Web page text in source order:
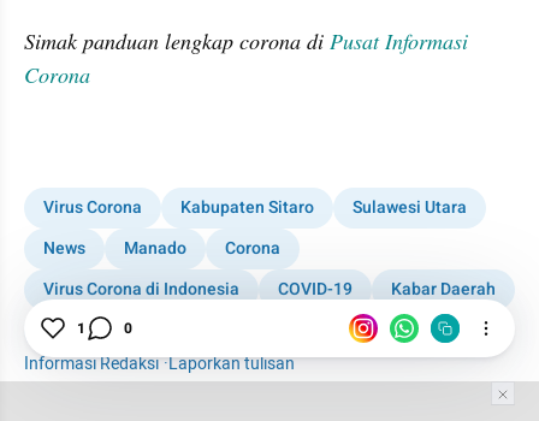
Simak panduan lengkap corona di Pusat Informasi
Corona
Virus Corona Kabupaten Sitaro
Sulawesi Utara
News
Manado
Corona
Virus Corona di Indonesia
COVID-19
Kabar Daerah
Update Corona di Indonesia
Informasi Redaksi·Laporkan tulisan
1 0